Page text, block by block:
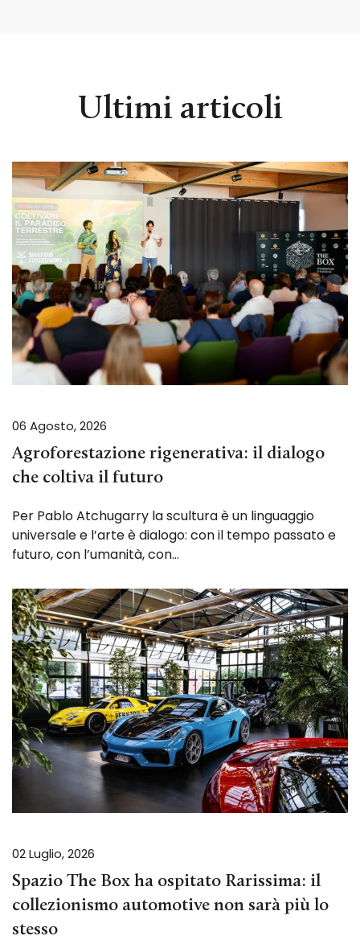
Ultimi articoli
06 Agosto, 2026
Agroforestazione rigenerativa: il dialogo
che coltiva il futuro
Per Pablo Atchugarry la scultura è un linguaggio
universale e l’arte è dialogo: con il tempo passato e
futuro, con l’umanità, con…
02 Luglio, 2026
Spazio The Box ha ospitato Rarissima: il
collezionismo automotive non sarà più lo
stesso